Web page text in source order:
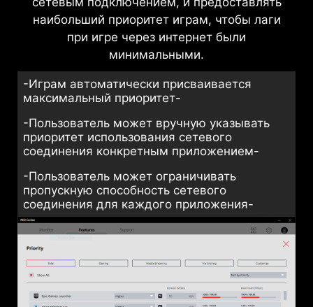
приложений, которые пользуются
сетевым подключением, и предоставлять
наибольший приоритет играм, чтобы лаги
при игре через интернет были
минимальными.
-Играм автоматически присваивается
максимальный приоритет-
-Пользователь может вручную указывать
приоритет использования сетевого
соединения конкретным приложением-
-Пользователь может ограничивать
пропускную способность сетевого
соединения для каждого приложения-